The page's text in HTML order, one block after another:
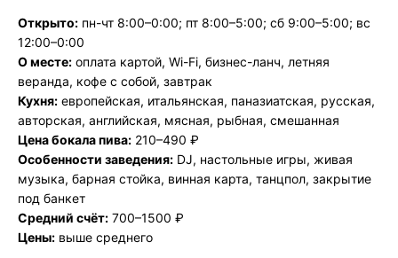
Открыто: пн-чт 8:00–0:00; пт 8:00–5:00; сб 9:00–5:00; вс
12:00–0:00
О месте: оплата картой, Wi-Fi, бизнес-ланч, летняя
веранда, кофе с собой, завтрак
Кухня: европейская, итальянская, паназиатская, русская,
авторская, английская, мясная, рыбная, смешанная
Цена бокала пива: 210–490 ₽
Особенности заведения: DJ, настольные игры, живая
музыка, барная стойка, винная карта, танцпол, закрытие
под банкет
Средний счёт: 700–1500 ₽
Цены: выше среднего